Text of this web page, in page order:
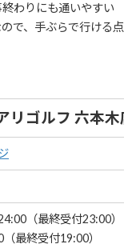
終わりにも通いやすい
で、手ぶらで行ける点
リゴルフ 六本木店
（最終受付23:00）
最終受付19:00）